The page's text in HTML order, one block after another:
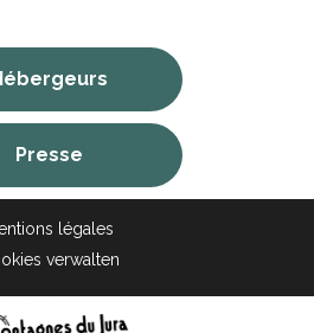
Presse
légales
verwalten